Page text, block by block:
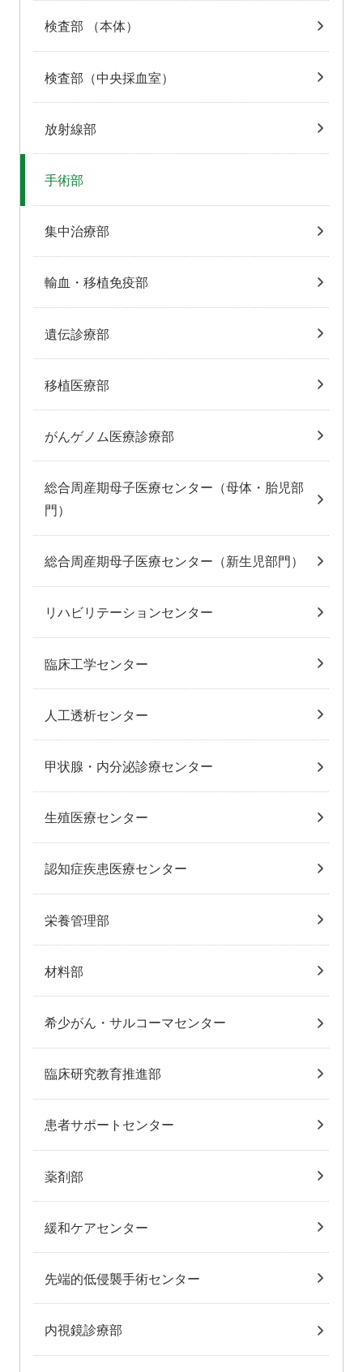
検査部 （本体）
検査部（中央採血室）
放射線部
手術部
集中治療部
輸血・移植免疫部
遺伝診療部
移植医療部
がんゲノム医療診療部
総合周産期母子医療センター（母体・胎児部
門）
総合周産期母子医療センター（新生児部門）
リハビリテーションセンター
臨床工学センター
人工透析センター
甲状腺・内分泌診療センター
生殖医療センター
認知症疾患医療センター
栄養管理部
材料部
希少がん・サルコーマセンター
臨床研究教育推進部
患者サポートセンター
薬剤部
緩和ケアセンター
先端的低侵襲手術センター
内視鏡診療部